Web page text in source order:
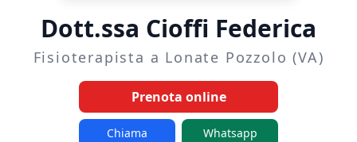
Dott.ssa Cioffi Federica
Fisioterapista a Lonate Pozzolo (VA)
Prenota online
Chiama Whatsapp